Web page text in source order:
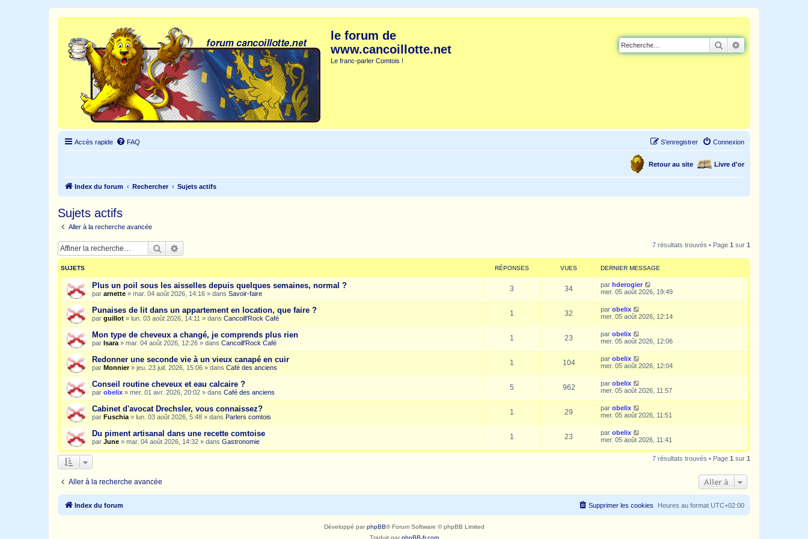
le forum de
www.cancoillotte.net
Le franc-parler Comtois !
Rechercher
Accès rapide FAQ Connexion
S’enregistrer
Livre d'or
Retour au site
Index du forum Rechercher Sujets actifs
Sujets actifs
Aller à la recherche avancée
Rechercher 7 résultats trouvés • Page 1 sur 1
SUJETS RÉPONSES VUES DERNIER MESSAGE
Plus un poil sous les aisselles depuis quelques semaines, normal ?
par arnette » mar. 04 août 2026, 14:16 » dans Savoir-faire
3 34 par hderogier
mer. 05 août 2026, 19:49
Punaises de lit dans un appartement en location, que faire ?
par guillot » lun. 03 août 2026, 14:11 » dans Cancoill'Rock Café
1 32 par obelix
mer. 05 août 2026, 12:14
Mon type de cheveux a changé, je comprends plus rien
par Isara » mar. 04 août 2026, 12:26 » dans Cancoill'Rock Café
1 23 par obelix
mer. 05 août 2026, 12:06
Redonner une seconde vie à un vieux canapé en cuir
par Monnier» jeu. 23 juil. 2026, 15:06 » dans Café des anciens
1 104 par obelix
mer. 05 août 2026, 12:04
Conseil routine cheveux et eau calcaire ?
par obelix » mer. 01 avr. 2026, 20:02 » dans Café des anciens
5 962 par obelix
mer. 05 août 2026, 11:57
Cabinet d'avocat Drechsler, vous connaissez?
par Fuschia » lun. 03 août 2026, 5:48 » dans Parlers comtois
1 29 par obelix
mer. 05 août 2026, 11:51
Du piment artisanal dans une recette comtoise
par June » mar. 04 août 2026, 14:32 » dans Gastronomie
1 23 par obelix
mer. 05 août 2026, 11:41
7 résultats trouvés • Page 1 sur 1
Aller à la recherche avancée Aller à
Index du forum Heures au format UTC+02:00
Supprimer les cookies
Développé parphpBB® Forum Software © phpBB Limited
Traduit parphpBB-fr.com